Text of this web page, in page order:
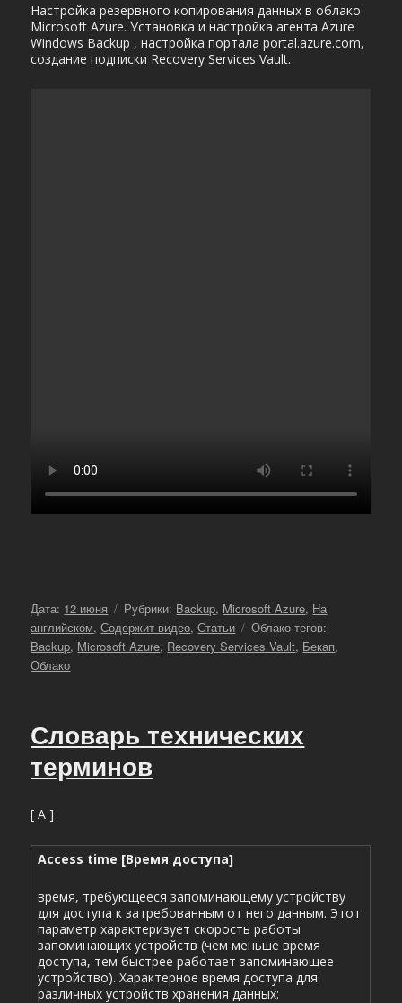
2
из
2
Настройка резервного копирования данных в облако
Microsoft Azure. Установка и настройка агента Azure
Windows Backup , настройка портала portal.azure.com,
создание подписки Recovery Services Vault.
Опубликовано
Дата: 12 июня Рубрики
Рубрики: Backup, Microsoft Azure, На
английском,Содержит видео,Статьи Метки
Облако тегов:
Backup, Microsoft Azure, Recovery Services Vault, Бекап,
Облако
Словарь технических
терминов
[ А ]
Access time [Время доступа]
время, требующееся запоминающему устройству
для доступа к затребованным от него данным. Этот
параметр характеризует скорость работы
запоминающих устройств (чем меньше время
доступа, тем быстрее работает запоминающее
устройство). Характерное время доступа для
различных устройств хранения данных: